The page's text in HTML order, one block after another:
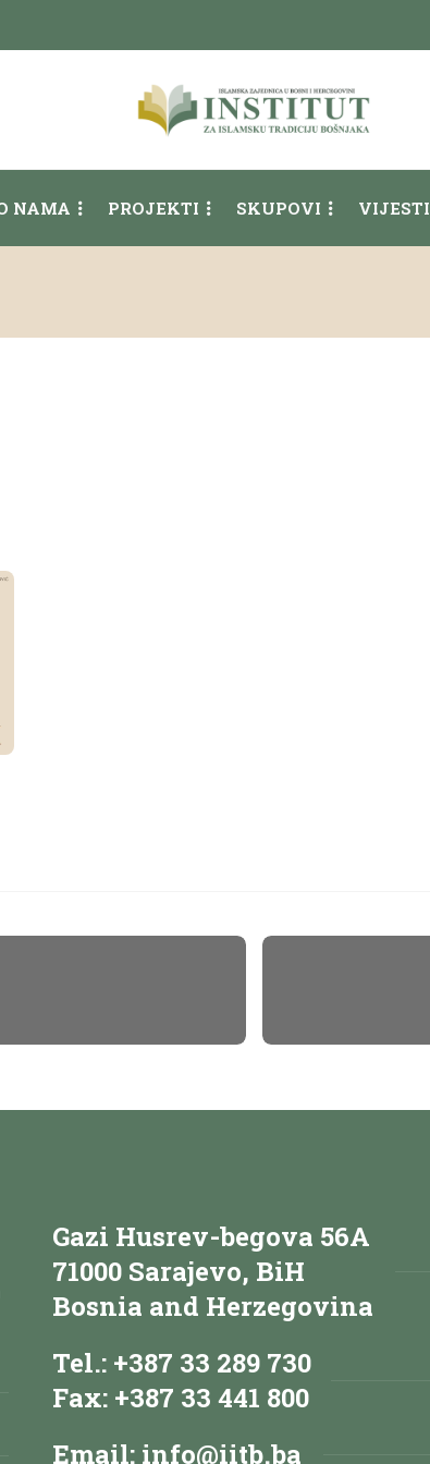
NAMA PROJEKTI SKUPOVI VIJESTI
Gazi Husrev-begova 56A
71000 Sarajevo, BiH
Bosnia and Herzegovina
Tel.: +387 33 289 730
Fax: +387 33 441 800
Email: info@iitb.ba